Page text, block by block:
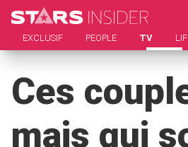
EXCLUSIF PEOPLE TV
Ces
mais qui